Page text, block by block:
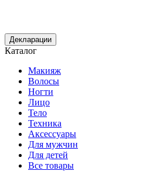
Декларации
Каталог
Макияж
Волосы
Ногти
Лицо
Тело
Техника
Аксессуары
Для мужчин
Для детей
Все товары